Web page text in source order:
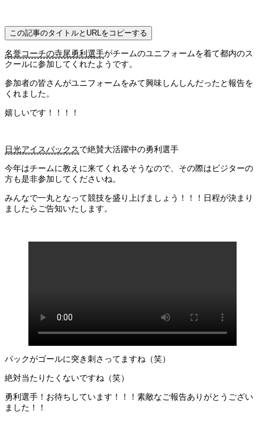
この記事のタイトルとURLをコピーする
名誉コーチの寺尾勇利選手がチームのユニフォームを着て都内のス
クールに参加してくれたようです。
参加者の皆さんがユニフォームをみて興味しんしんだったと報告を
くれました。
嬉しいです！！！！
日光アイスバックスで絶賛大活躍中の勇利選手
今年はチームに教えに来てくれるそうなので、その際はビジターの
方も是非参加してくださいね。
みんなで一丸となって競技を盛り上げましょう！！！日程が決まり
ましたらご告知いたします。
パックがゴールに突き刺さってますね（笑）
絶対当たりたくないですね（笑）
勇利選手！お待ちしています！！！素敵なご報告ありがとうござい
ました！！